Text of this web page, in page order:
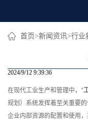
首页>新闻资讯>行业
2024/9/12 9:39:36
在现代工业生产和管理中，"
规划）系统发挥着至关重要
企业内部资源的配置和使用